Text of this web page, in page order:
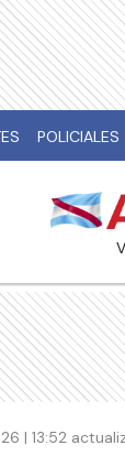
POLICIALES
| 13:52